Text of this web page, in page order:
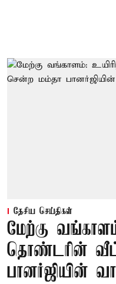
தேசிய செய்திகள்
மேற்கு
தொண்டரின்
பானர்ஜியின்